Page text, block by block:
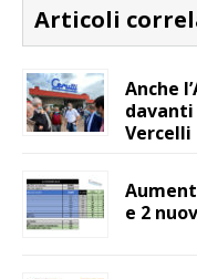
Articoli
Anche
Vercelli
e 2